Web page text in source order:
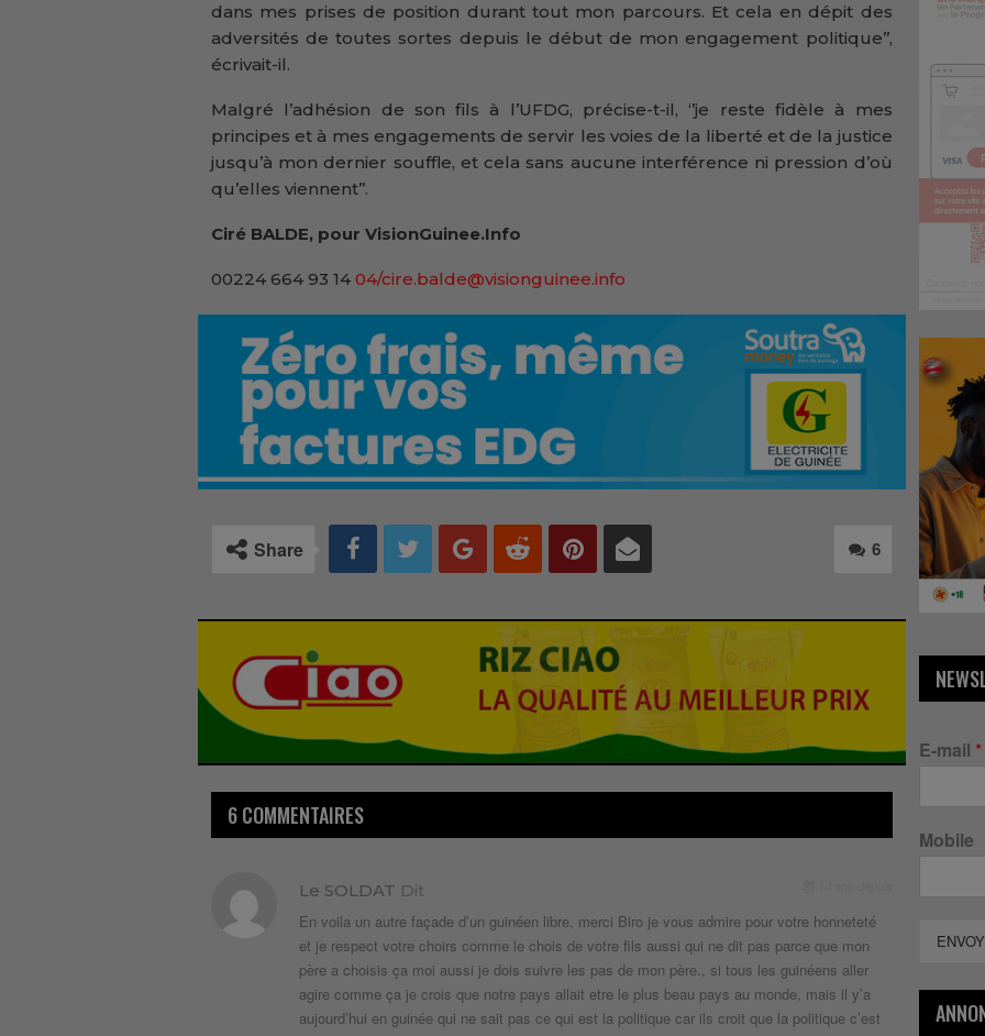
dans mes prises de position durant tout mon parcours. Et cela en dépit des
adversités de toutes sortes depuis le début de mon engagement politique’’,
écrivait-il.
Malgré l’adhésion de son fils à l’UFDG, précise-t-il, ‘’je reste fidèle à mes
principes et à mes engagements de servir les voies de la liberté et de la justice
jusqu’à mon dernier souffle, et cela sans aucune interférence ni pression d’où
qu’elles viennent’’.
Ciré BALDE, pour VisionGuinee.Info
00224 664 93 14 04/cire.balde@visionguinee.info
6
Share
6 COMMENTAIRES
Le SOLDAT Dit
En voila un autre façade d’un guinéen libre, merci Biro je vous admire pour votre honneteté
et je respect votre choirs comme le chois de votre fils aussi qui ne dit pas parce que mon
père a choisis ça moi aussi je dois suivre les pas de mon père., si tous les guinéens aller
agire comme ça je crois que notre pays allait etre le plus beau pays au monde, mais il y’a
aujourd’hui en guinée qui ne sait pas ce qui est la politique car ils croit que la politique c’est
E-mail *
Mobile